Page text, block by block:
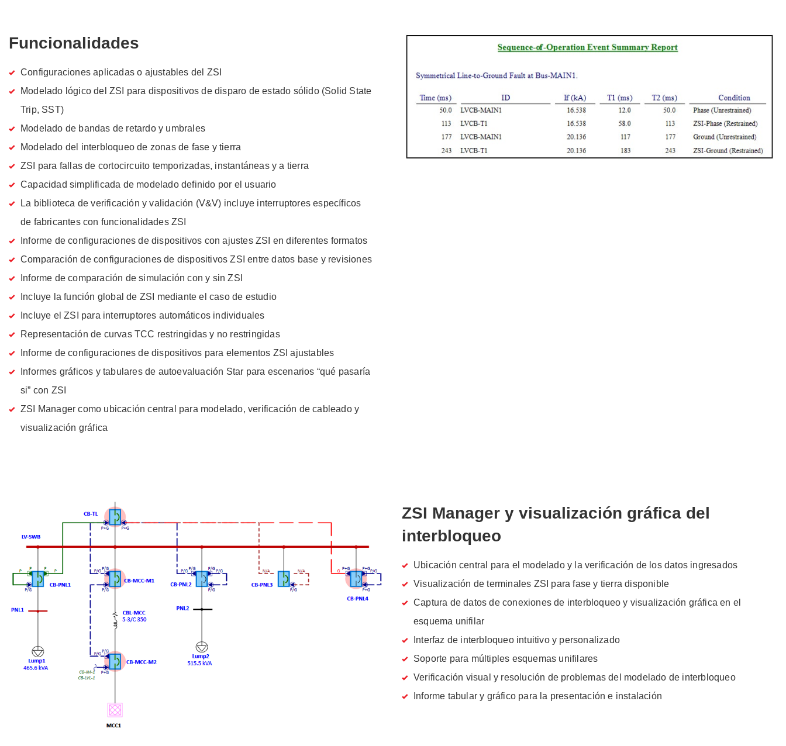
Funcionalidades
Configuraciones aplicadas o ajustables del ZSI
Modelado lógico del ZSI para dispositivos de disparo de estado sólido (Solid State
Trip, SST)
Modelado de bandas de retardo y umbrales
Modelado del interbloqueo de zonas de fase y tierra
ZSI para fallas de cortocircuito temporizadas, instantáneas y a tierra
Capacidad simplificada de modelado definido por el usuario
La biblioteca de verificación y validación (V&V) incluye interruptores específicos
de fabricantes con funcionalidades ZSI
Informe de configuraciones de dispositivos con ajustes ZSI en diferentes formatos
Comparación de configuraciones de dispositivos ZSI entre datos base y revisiones
Informe de comparación de simulación con y sin ZSI
Incluye la función global de ZSI mediante el caso de estudio
Incluye el ZSI para interruptores automáticos individuales
Representación de curvas TCC restringidas y no restringidas
Informe de configuraciones de dispositivos para elementos ZSI ajustables
Informes gráficos y tabulares de autoevaluación Star para escenarios “qué pasaría
si” con ZSI
ZSI Manager como ubicación central para modelado, verificación de cableado y
visualización gráfica
ZSI Manager y visualización gráfica del
interbloqueo
Ubicación central para el modelado y la verificación de los datos ingresados
Visualización de terminales ZSI para fase y tierra disponible
Captura de datos de conexiones de interbloqueo y visualización gráfica en el
esquema unifilar
Interfaz de interbloqueo intuitivo y personalizado
Soporte para múltiples esquemas unifilares
Verificación visual y resolución de problemas del modelado de interbloqueo
Informe tabular y gráfico para la presentación e instalación